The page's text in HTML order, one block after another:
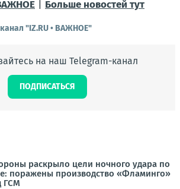
Больше новостей тут
"IZ.RU • ВАЖНОЕ"
на наш Telegram-канал
ПОДПИСАТЬСЯ
раскрыло цели ночного удара по
поражены производство «Фламинго»
ГСМ